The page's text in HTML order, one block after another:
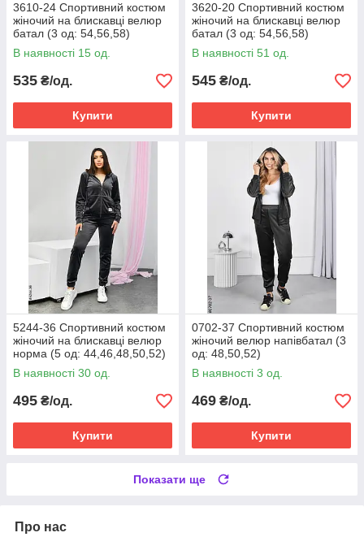
3610-24 Спортивний костюм
жіночий на блискавці велюр
батал (3 од: 54,56,58)
В наявності 15 од.
535 ₴/од.
Купити
3620-20 Спортивний костюм
жіночий на блискавці велюр
батал (3 од: 54,56,58)
В наявності 51 од.
545 ₴/од.
Купити
5244-36 Спортивний костюм
жіночий на блискавці велюр
норма (5 од: 44,46,48,50,52)
В наявності 30 од.
495 ₴/од.
Купити
0702-37 Спортивний костюм
жіночий велюр напівбатал (3
од: 48,50,52)
В наявності 3 од.
469 ₴/од.
Купити
Показати ще
Про нас